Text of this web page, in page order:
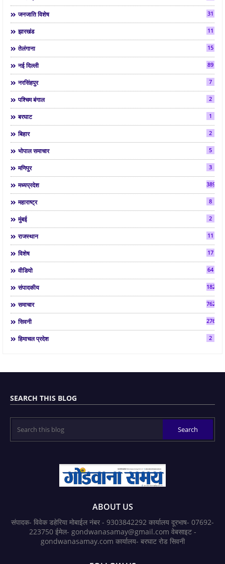
जनजाति विशेष 31
झारखंड 11
तेलंगाना 15
नई दिल्ली 89
नरसिंहपुर 7
पश्चिम बंगाल 2
बरघाट 1
बिहार 2
भोपाल समाचार 5
मणिपुर 3
मध्यप्रदेश 3892
महाराष्ट्र 8
मुंबई 2
राजस्थान 11
विशेष 17
वीडियो 64
संपादकीय 182
समाचार 7624
सिवनी 2763
हिमाचल प्रदेश 2
SEARCH THIS BLOG
ABOUT US
संपादक- विवेक डहेरिया मोबाईल नंबर - 9303842292 कार्यालय दूरभाष- 07692-
223750 ईमेल- gondwanasamay@gmail.com वेबसाइट -
gondwanasamay.com कार्यालय- बरघाट रोड सिवनी